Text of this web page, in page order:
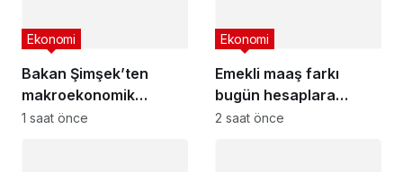
Bakan Şimşek’ten
makroekonomik
istikrar açıklaması
Ekonomi
1 saat önce
Emekli maaş farkı
bugün hesaplara
yatıyor
Ekonomi
2 saat önce